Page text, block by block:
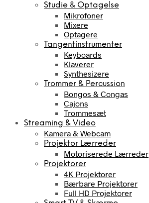
Studie & Optagelse
Mikrofoner
Mixere
Optagere
Tangentinstrumenter
Keyboards
Klaverer
Synthesizere
Trommer & Percussion
Bongos & Congas
Cajons
Trommesæt
Streaming & Video
Kamera & Webcam
Projektor Lærreder
Motoriserede Lærreder
Projektorer
4K Projektorer
Bærbare Projektorer
Full HD Projektorer